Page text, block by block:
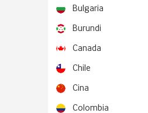
Bulgaria
Burundi
Canada
Chile
Cina
Colombia